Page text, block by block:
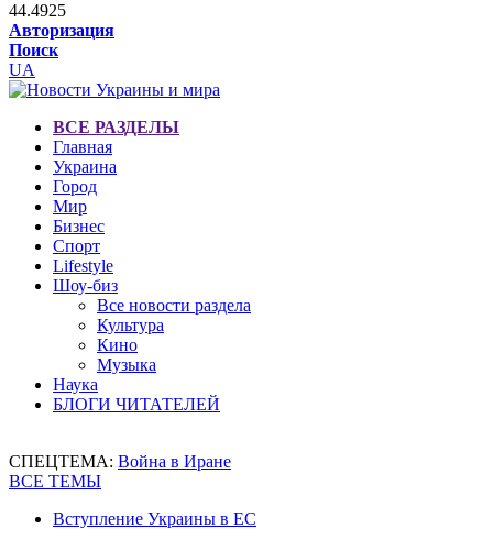
44.4925
Авторизация
Поиск
UA
ВСЕ РАЗДЕЛЫ
Главная
Украина
Город
Мир
Бизнес
Спорт
Lifestyle
Шоу-биз
Все новости раздела
Культура
Кино
Музыка
Наука
БЛОГИ ЧИТАТЕЛЕЙ
СПЕЦТЕМА: Война в Иране
ВСЕ ТЕМЫ
Вступление Украины в ЕС